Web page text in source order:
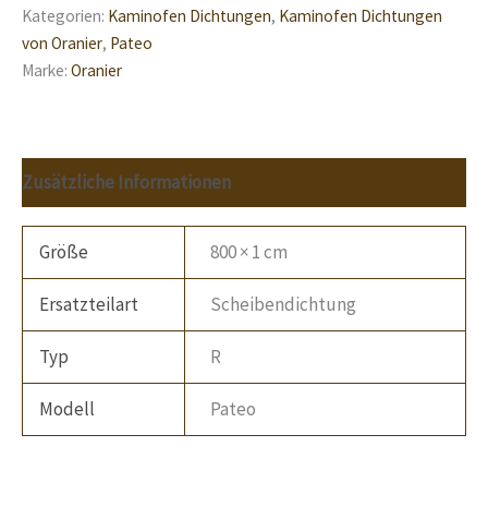
Kategorien: Kaminofen Dichtungen, Kaminofen Dichtungen
von Oranier, Pateo
Marke: Oranier
Zusätzliche Informationen
Größe 800 × 1 cm
Ersatzteilart Scheibendichtung
Typ R
Modell Pateo